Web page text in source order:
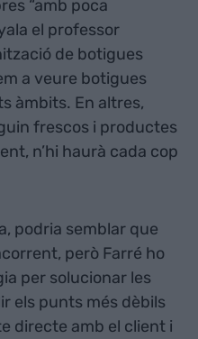
“amb poca
el professor
de botigues
a veure botigues
àmbits. En altres,
frescos i productes
n’hi haurà cada cop
podria semblar que
però Farré ho
per solucionar les
els punts més dèbils
directe amb el client i